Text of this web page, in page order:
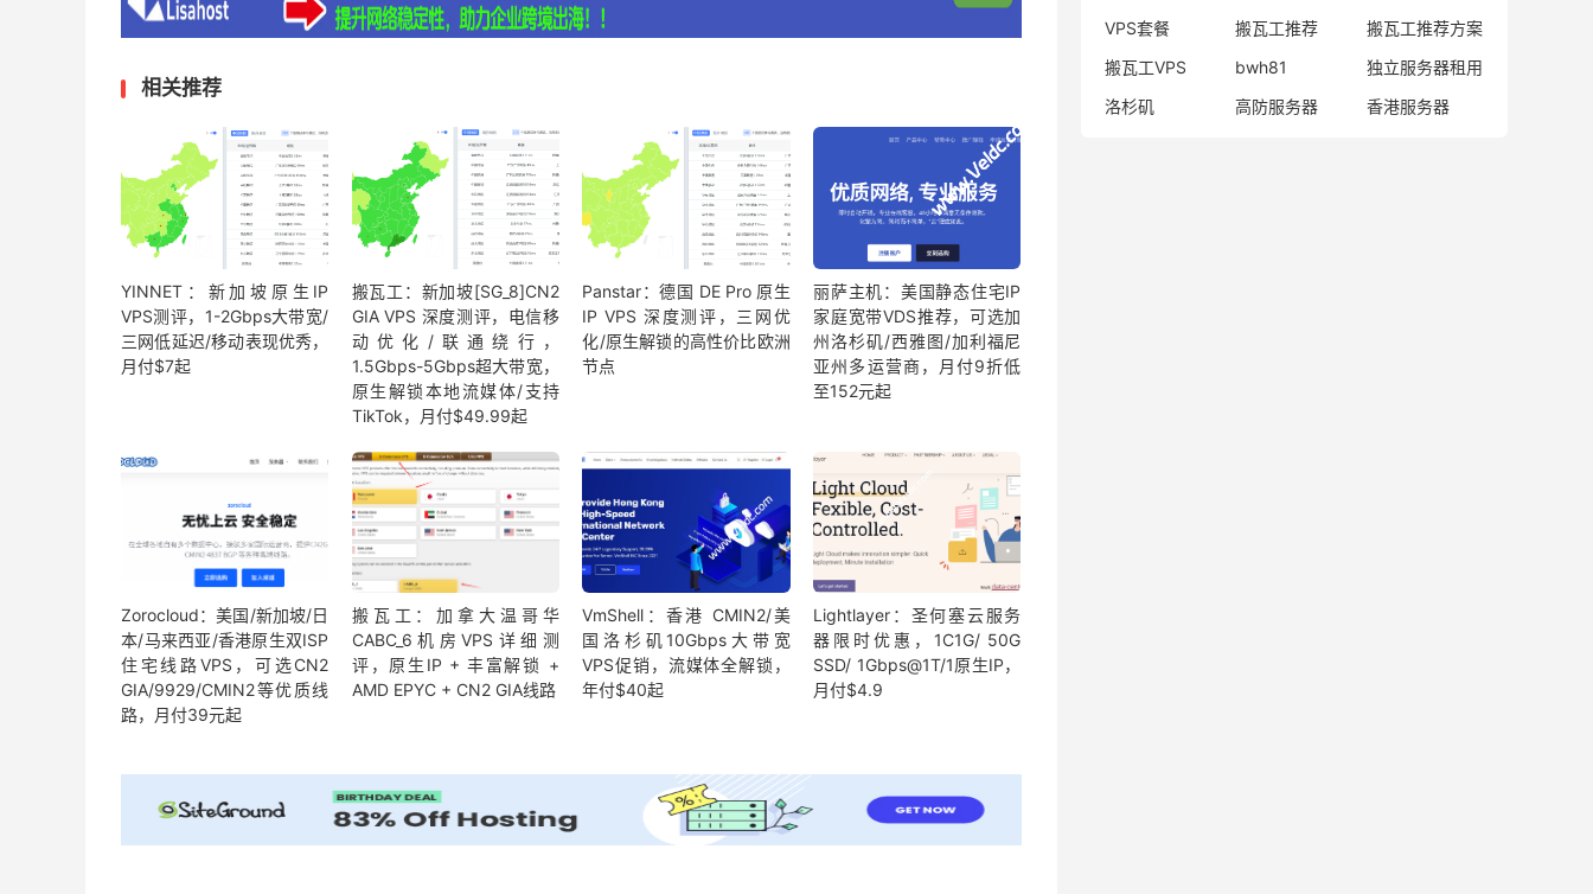
相关推荐
YINNET：新加坡原生IP
VPS测评，1-2Gbps大带宽/
三网低延迟/移动表现优秀，
月付$7起
搬瓦工：新加坡[SG_8]CN2
GIA VPS 深度测评，电信移
动优化/联通绕行，
1.5Gbps-5Gbps超大带宽，
原生解锁本地流媒体/支持
TikTok，月付$49.99起
Panstar：德国 DE Pro 原生
IP VPS 深度测评，三网优
化/原生解锁的高性价比欧洲
节点
丽萨主机：美国静态住宅IP
家庭宽带VDS推荐，可选加
州洛杉矶/西雅图/加利福尼
亚州多运营商，月付9折低
至152元起
Zorocloud：美国/新加坡/日
本/马来西亚/香港原生双ISP
住宅线路VPS，可选CN2
GIA/9929/CMIN2等优质线
路，月付39元起
搬瓦工：加拿大温哥华
CABC_6机房VPS详细测
评，原生IP + 丰富解锁 +
AMD EPYC + CN2 GIA线路
VmShell：香港 CMIN2/美
国洛杉矶10Gbps大带宽
VPS促销，流媒体全解锁，
年付$40起
Lightlayer：圣何塞云服务
器限时优惠，1C1G/ 50G
SSD/ 1Gbps@1T/1原生IP，
月付$4.9
VPS套餐
搬瓦工推荐
搬瓦工推荐方案
搬瓦工VPS
bwh81
独立服务器租用
洛杉矶
高防服务器 香港服务器